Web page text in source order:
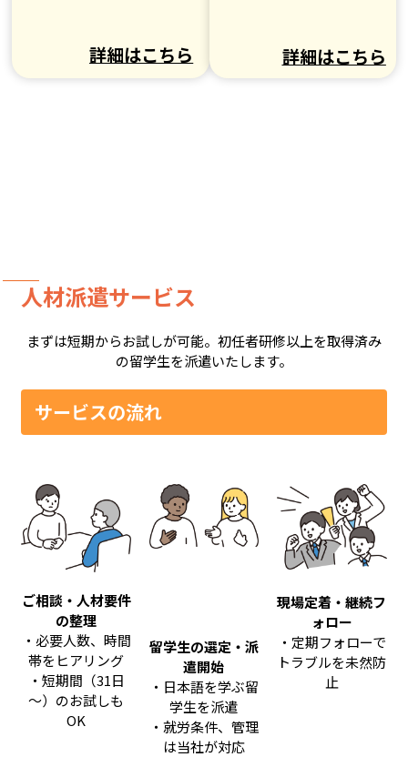
詳細はこちら 詳細はこちら
人材派遣サービス
まずは短期からお試しが可能。初任者研修以上を取得済み
の留学生を派遣いたします。
サービスの流れ
ご相談・人材要件
の整理
・必要人数、時間
帯をヒアリング
・短期間（31日
～）のお試しも
OK
留学生の選定・派
遣開始
・日本語を学ぶ留
学生を派遣
・就労条件、管理
は当社が対応
現場定着・継続フ
ォロー
・定期フォローで
トラブルを未然防
止